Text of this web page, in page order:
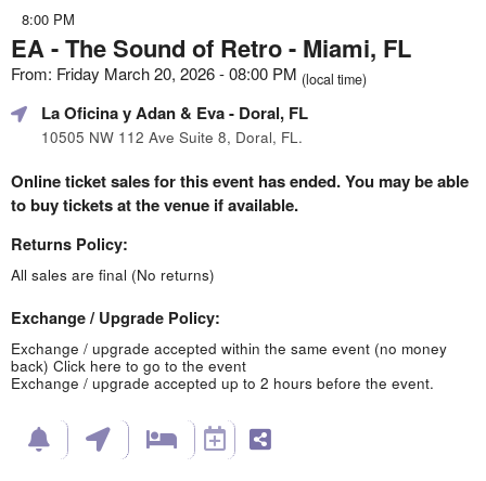
8:00 PM
EA - The Sound of Retro - Miami, FL
From: Friday March 20, 2026 - 08:00 PM (local time)
La Oficina y Adan & Eva- Doral, FL
10505 NW 112 Ave Suite 8, Doral, FL.
Online ticket sales for this event has ended. You may be able
to buy tickets at the venue if available.
Returns Policy:
All sales are final (No returns)
Exchange / Upgrade Policy:
Exchange / upgrade accepted within the same event (no money
back) Click here to go to the event
Exchange / upgrade accepted up to 2 hours before the event.